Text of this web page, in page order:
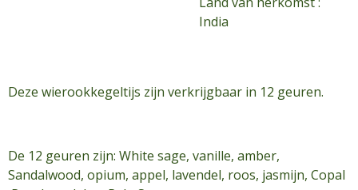
India
Deze wierookkegeltijs zijn verkrijgbaar in 12 geuren.
De 12 geuren zijn: White sage, vanille, amber,
Sandalwood, opium, appel, lavendel, roos, jasmijn, Copal